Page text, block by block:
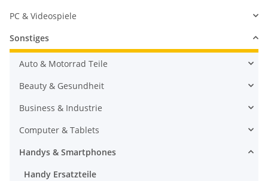
PC & Videospiele
Sonstiges
Auto & Motorrad Teile
Beauty & Gesundheit
Business & Industrie
Computer & Tablets
Handys & Smartphones
Handy Ersatzteile